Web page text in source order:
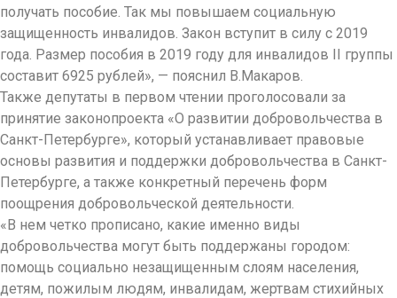
получать пособие. Так мы повышаем социальную
защищенность инвалидов. Закон вступит в силу с 2019
года. Размер пособия в 2019 году для инвалидов II группы
составит 6925 рублей», — пояснил В.Макаров.
Также депутаты в первом чтении проголосовали за
принятие законопроекта «О развитии добровольчества в
Санкт-Петербурге», который устанавливает правовые
основы развития и поддержки добровольчества в Санкт-
Петербурге, а также конкретный перечень форм
поощрения добровольческой деятельности.
«В нем четко прописано, какие именно виды
добровольчества могут быть поддержаны городом:
помощь социально незащищенным слоям населения,
детям, пожилым людям, инвалидам, жертвам стихийных